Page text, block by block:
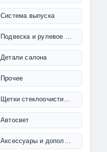
Система выпуска
Подвеска и рулевое управление
Детали салона
Прочее
Щетки стеклоочистителя
Автосвет
Аксессуары и дополнительное оборудование